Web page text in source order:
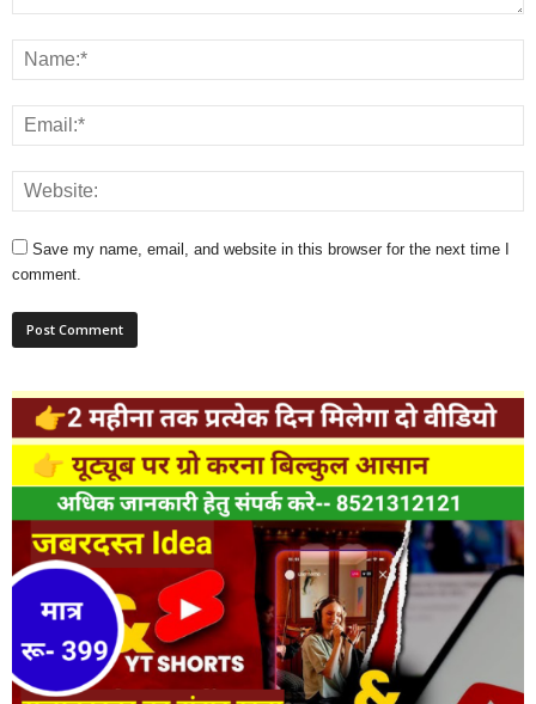
Save my name, email, and website in this browser for the next time I
comment.